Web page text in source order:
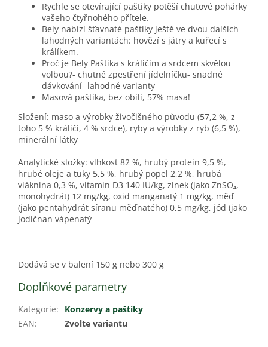
Rychle se otevírající paštiky potěší chuťové pohárky
vašeho čtyřnohého přítele.
Bely nabízí šťavnaté paštiky ještě ve dvou dalších
lahodných variantách: hovězí s játry a kuřecí s
králíkem.
Proč je Bely Paštika s králičím a srdcem skvělou
volbou?- chutné zpestření jídelníčku- snadné
dávkování- lahodné varianty
Masová paštika, bez obilí, 57% masa!
Složení: maso a výrobky živočišného původu (57,2 %, z
toho 5 % králičí, 4 % srdce), ryby a výrobky z ryb (6,5 %),
minerální látky
Analytické složky: vlhkost 82 %, hrubý protein 9,5 %,
hrubé oleje a tuky 5,5 %, hrubý popel 2,2 %, hrubá
vláknina 0,3 %, vitamin D3 140 IU/kg, zinek (jako ZnSO₄,
monohydrát) 12 mg/kg, oxid manganatý 1 mg/kg, měď
(jako pentahydrát síranu měďnatého) 0,5 mg/kg, jód (jako
jodičnan vápenatý
Dodává se v balení 150 g nebo 300 g
Doplňkové parametry
Kategorie:
Konzervy a paštiky
EAN: Zvolte variantu